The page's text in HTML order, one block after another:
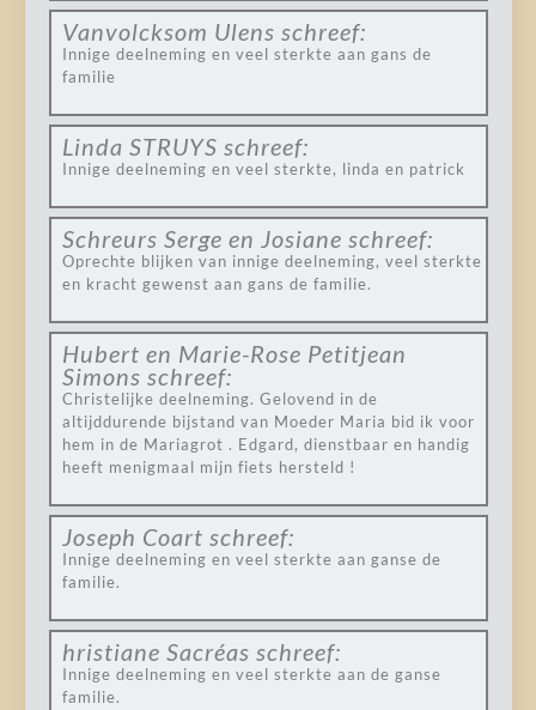
Vanvolcksom Ulens schreef:
Innige deelneming en veel sterkte aan gans de
familie
Linda STRUYS schreef:
Innige deelneming en veel sterkte, linda en patrick
Schreurs Serge en Josiane schreef:
Oprechte blijken van innige deelneming, veel sterkte
en kracht gewenst aan gans de familie.
Hubert en Marie-Rose Petitjean
Simons schreef:
Christelijke deelneming. Gelovend in de
altijddurende bijstand van Moeder Maria bid ik voor
hem in de Mariagrot . Edgard, dienstbaar en handig
heeft menigmaal mijn fiets hersteld !
Joseph Coart schreef:
Innige deelneming en veel sterkte aan ganse de
familie.
hristiane Sacréas schreef:
Innige deelneming en veel sterkte aan de ganse
familie.